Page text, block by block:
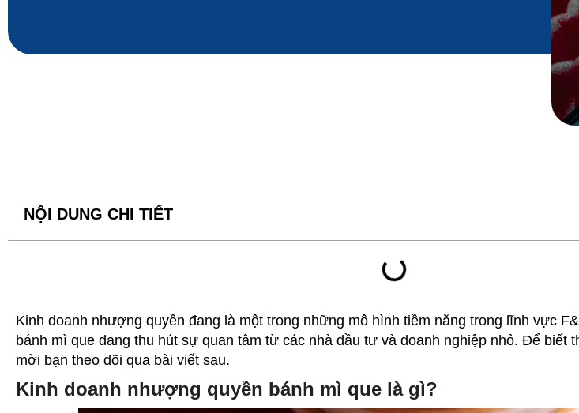
NỘI DUNG CHI TIẾT
Kinh doanh nhượng quyền đang là một trong những mô hình tiềm năng trong lĩnh vực
bánh mì que đang thu hút sự quan tâm từ các nhà đầu tư và doanh nghiệp nhỏ. Để biết
mời bạn theo dõi qua bài viết sau.
Kinh doanh nhượng quyền bánh mì que là gì?